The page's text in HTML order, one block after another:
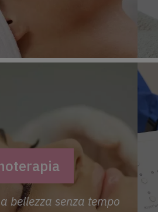
bellezza senza tempo